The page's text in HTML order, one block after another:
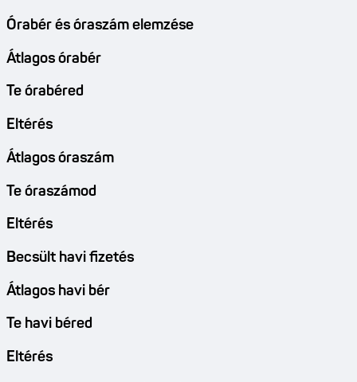
Órabér és óraszám elemzése
Átlagos órabér
Te órabéred
Eltérés
Átlagos óraszám
Te óraszámod
Eltérés
Becsült havi fizetés
Átlagos havi bér
Te havi béred
Eltérés